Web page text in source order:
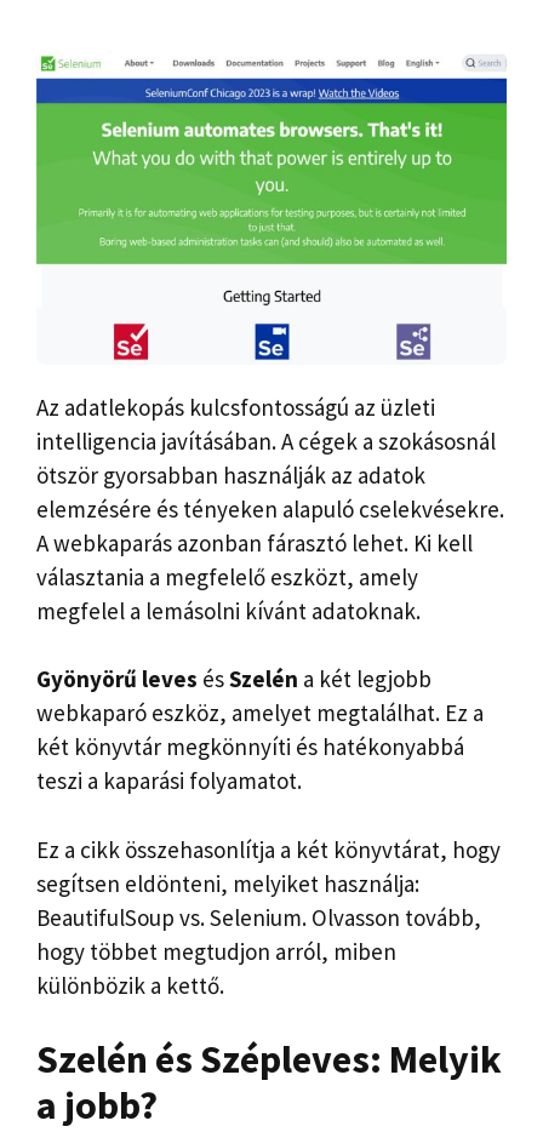
Az adatlekopás kulcsfontosságú az üzleti
intelligencia javításában. A cégek a szokásosnál
ötször gyorsabban használják az adatok
elemzésére és tényeken alapuló cselekvésekre.
A webkaparás azonban fárasztó lehet. Ki kell
választania a megfelelő eszközt, amely
megfelel a lemásolni kívánt adatoknak.
Gyönyörű leves ésSzelén a két legjobb
webkaparó eszköz, amelyet megtalálhat. Ez a
két könyvtár megkönnyíti és hatékonyabbá
teszi a kaparási folyamatot.
Ez a cikk összehasonlítja a két könyvtárat, hogy
segítsen eldönteni, melyiket használja:
BeautifulSoup vs. Selenium. Olvasson tovább,
hogy többet megtudjon arról, miben
különbözik a kettő.
Szelén és Szépleves: Melyik
a jobb?